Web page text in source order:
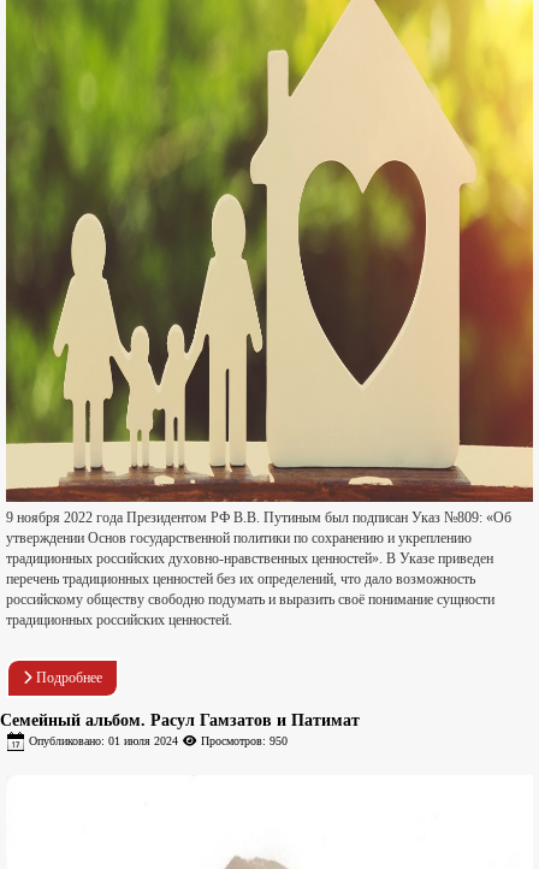
9 ноября 2022 года Президентом РФ В.В. Путиным был подписан Указ №809: «Об
утверждении Основ государственной политики по сохранению и укреплению
традиционных российских духовно-нравственных ценностей». В Указе приведен
перечень традиционных ценностей без их определений, что дало возможность
российскому обществу свободно подумать и выразить своё понимание сущности
традиционных российских ценностей.
Подробнее
Семейный альбом. Расул Гамзатов и Патимат
Опубликовано: 01 июля 2024 Просмотров: 950